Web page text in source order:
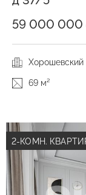
59 000 000
Хорошевский
69 м²
2-КОМН.